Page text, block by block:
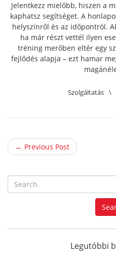
Jelentkezz mielőbb, hiszen a
kaphatsz segítséget. A
helyszínről és az időpontról.
ha már részt vettél ilyen
tréning merőben eltér egy
fejlődés alapja – ezt hamar
Szolgáltatás \
← Previous Post
r
f
Legutóbbi